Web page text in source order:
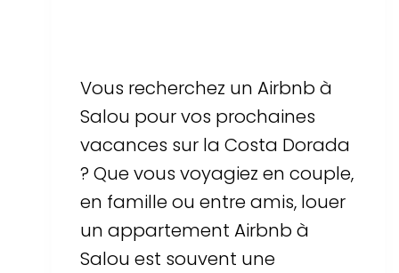
Vous recherchez un Airbnb à
Salou pour vos prochaines
vacances sur la Costa Dorada
? Que vous voyagiez en couple,
en famille ou entre amis, louer
un appartement Airbnb à
Salou est souvent une